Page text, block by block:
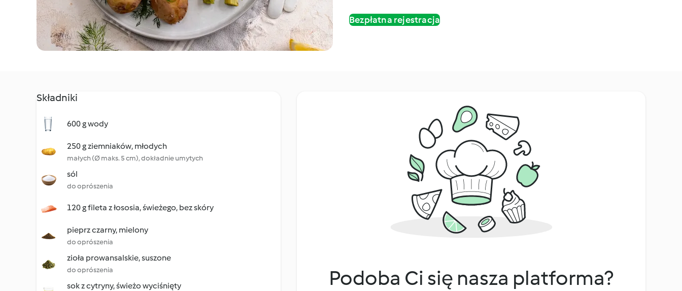
Bezpłatna rejestracja
Składniki
600 g wody
250 g ziemniaków, młodych
małych (Ø maks. 5 cm), dokładnie umytych
sól
do oprószenia
120 g fileta z łososia, świeżego, bez skóry
pieprz czarny, mielony
do oprószenia
zioła prowansalskie, suszone
do oprószenia
sok z cytryny, świeżo wyciśnięty Podoba Ci się nasza platforma?